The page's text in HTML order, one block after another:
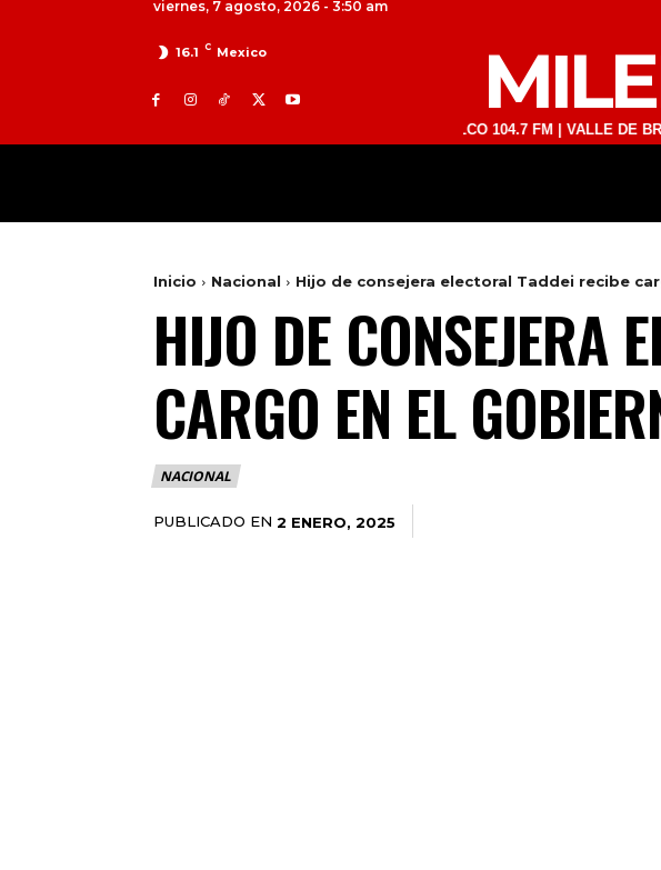
viernes, 7 agosto, 2026 - 3:50 am
16.1 C Mexico
TOLUCA 98.9 FM | ATLACOMULCO 104.7 FM | VALLE DE BRAVO
Inicio Nacional Hijo de consejera electoral Taddei recibe
HIJO DE CONSEJERA
CARGO EN EL
NACIONAL
PUBLICADO EN 2 ENERO, 2025